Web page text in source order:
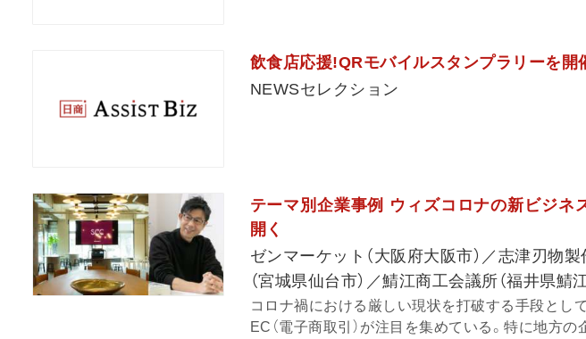
飲食店応援!QRモバイルスタンプラリーを開
NEWSセレクション
テーマ別企業事例 ウィズコロナの新ビジネ
開く
ゼンマーケット（大阪府大阪市）／志津刃物製
（宮城県仙台市）／鯖江商工会議所（福井県鯖
コロナ禍における厳しい現状を打破する手段とし
EC（電子商取引）が注目を集めている。特に地方の